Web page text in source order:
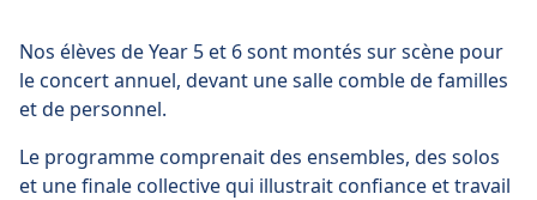
Nos élèves de Year 5 et 6 sont montés sur scène pour
le concert annuel, devant une salle comble de familles
et de personnel.
Le programme comprenait des ensembles, des solos
et une finale collective qui illustrait confiance et travail